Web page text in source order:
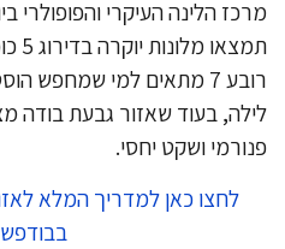
תמצאו
רובע 7 מתאים למי שמחפש
בעוד שאזור גבעת בודה מציע
ושקט יחסי.
לחצו כאן למדריך המלא לאזורי